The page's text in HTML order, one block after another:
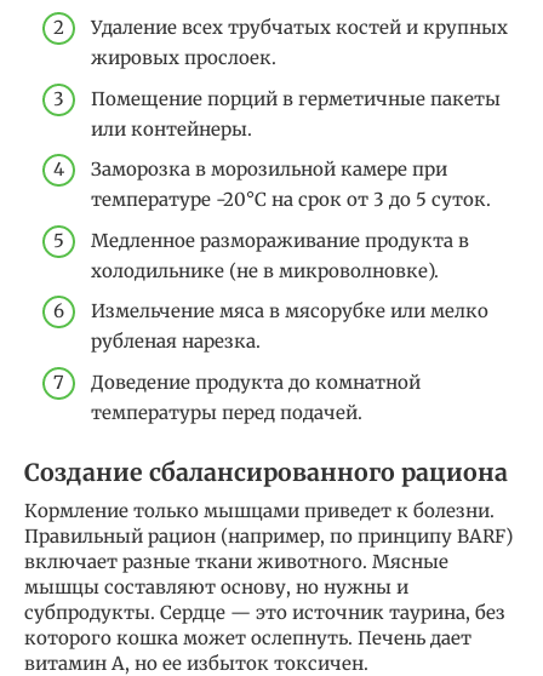
Удаление всех трубчатых костей и крупных
жировых прослоек.
Помещение порций в герметичные пакеты
или контейнеры.
Заморозка в морозильной камере при
температуре -20°C на срок от 3 до 5 суток.
Медленное размораживание продукта в
холодильнике (не в микроволновке).
Измельчение мяса в мясорубке или мелко
рубленая нарезка.
Доведение продукта до комнатной
температуры перед подачей.
Создание сбалансированного рациона
Кормление только мышцами приведет к болезни.
Правильный рацион (например, по принципу BARF)
включает разные ткани животного. Мясные
мышцы составляют основу, но нужны и
субпродукты. Сердце — это источник таурина, без
которого кошка может ослепнуть. Печень дает
витамин А, но ее избыток токсичен.